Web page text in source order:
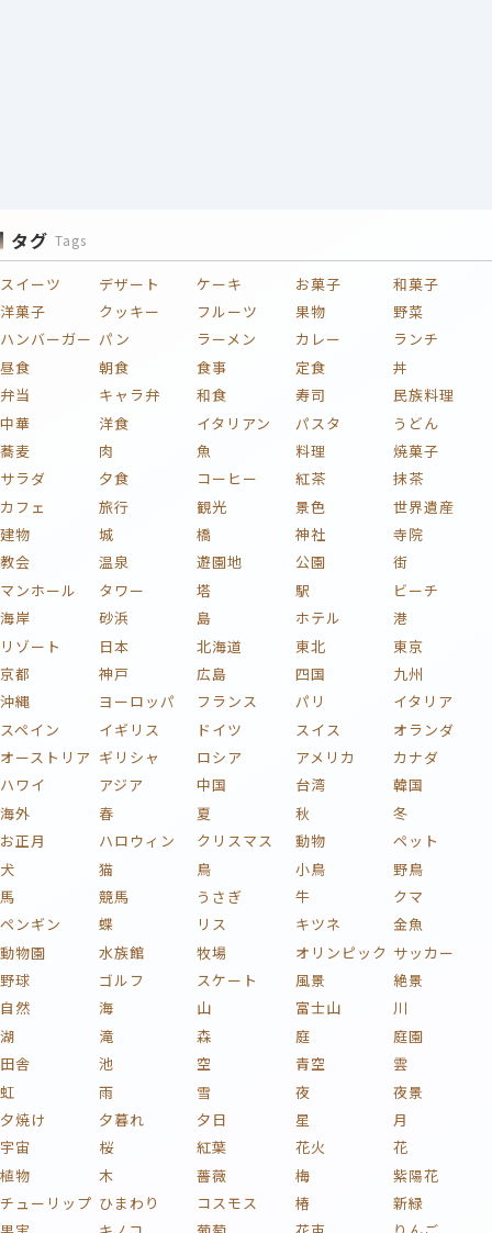
タグ Tags
スイーツ デザート ケーキ お菓子
和菓子
洋菓子
クッキー フルーツ 果物
野菜
ハンバーガー パン ラーメン カレー
ランチ
昼食
朝食 食事 定食
丼
弁当
キャラ弁 和食 寿司
民族料理
中華
洋食 イタリアン パスタ
うどん
蕎麦
肉 魚 料理
焼菓子
サラダ
夕食 コーヒー 紅茶
抹茶
カフェ
旅行 観光 景色
世界遺産
建物
城 橋 神社
寺院
教会
温泉 遊園地 公園
街
マンホール
タワー 塔 駅
ビーチ
海岸
砂浜 島 ホテル
港
リゾート
日本 北海道 東北
東京
京都
神戸 広島 四国
九州
沖縄
ヨーロッパ フランス パリ
イタリア
スペイン
イギリス ドイツ スイス
オランダ
オーストリア ギリシャ ロシア アメリカ
カナダ
ハワイ
アジア 中国 台湾
韓国
海外
春 夏 秋
冬
お正月
ハロウィン クリスマス 動物
ペット
犬
猫 鳥 小鳥
野鳥
馬
競馬 うさぎ 牛
クマ
ペンギン
蝶 リス キツネ
金魚
動物園
水族館 牧場 オリンピック サッカー
野球
ゴルフ スケート 風景
絶景
自然
海 山 富士山
川
湖
滝 森 庭
庭園
田舎
池 空 青空
雲
虹
雨 雪 夜
夜景
夕焼け
夕暮れ 夕日 星
月
宇宙
桜 紅葉 花火
花
植物
木 薔薇 梅
紫陽花
チューリップ ひまわり コスモス 椿
新緑